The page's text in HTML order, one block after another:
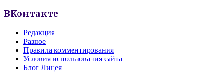
ВКонтакте
Редакция
Разное
Правила комментирования
Условия использования сайта
Блог Лицея